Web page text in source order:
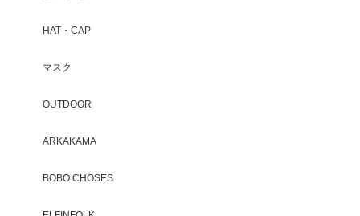
HAT・CAP
マスク
OUTDOOR
ARKAKAMA
BOBO CHOSES